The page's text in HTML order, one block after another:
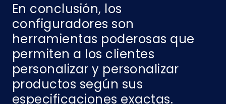
En conclusión, los
configuradores son
herramientas poderosas que
permiten a los clientes
personalizar y personalizar
productos según sus
especificaciones exactas.